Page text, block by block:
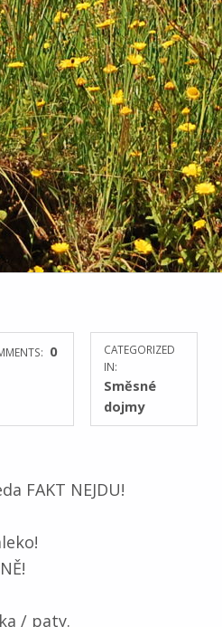
0
CATEGORIZED
IN:
Směsné
dojmy
FAKT NEJDU!
/ paty.